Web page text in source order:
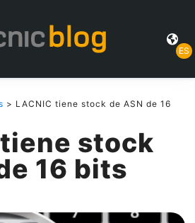
ES
> LACNIC tiene stock de ASN de 16
tiene stock
16 bits